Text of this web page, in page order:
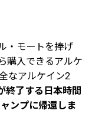
・モートを捧げ
購入できるアルケ
なアルケイン2
終了する日本時間
ンプに帰還しま